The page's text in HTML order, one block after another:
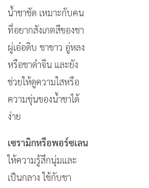
น้ำชาชัด เหมาะกับคน
ที่อยากสังเกตสีของชา
ผู่เอ๋อดิบ ชาขาว อู่หลง
หรือชาดำจีน และยัง
ช่วยให้ดูความใสหรือ
ความขุ่นของน้ำชาได้
ง่าย
เซรามิกหรือพอร์ซเลน
ให้ความรู้สึกนุ่มและ
เป็นกลาง ใช้กับชา